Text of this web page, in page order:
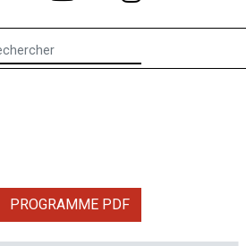
PROGRAMME PDF